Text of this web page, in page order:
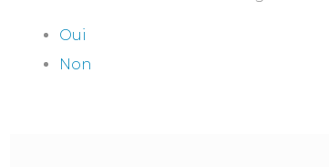
Oui
Non